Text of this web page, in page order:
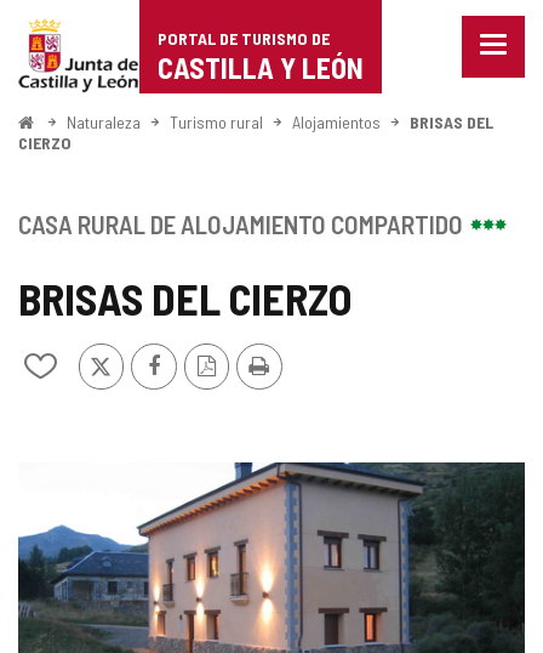
Portal
de
Turismo
de
Castilla
León
PORTAL DE TURISMO DE
CASTILLA Y LEÓN
Menu
InicioNaturaleza Turismo rural Alojamientos
BRISAS DEL
CIERZO
BRISAS DEL CIERZO
Añadir/quitar
X FacebookVersión
PDF
Imprimir
DE
IMÁGENES
CASA RURAL DE ALOJAMIENTO COMPARTIDO